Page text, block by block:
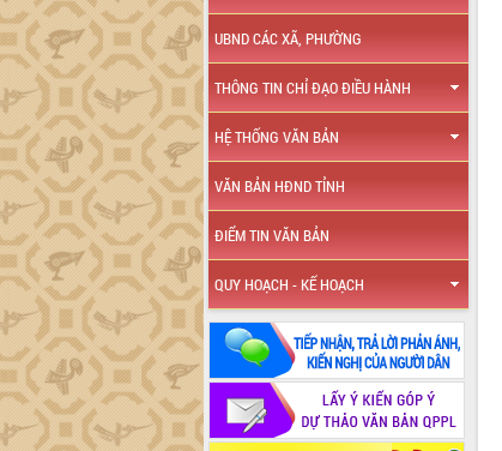
UBND CÁC XÃ, PHƯỜNG
THÔNG TIN CHỈ ĐẠO ĐIỀU HÀNH
HỆ THỐNG VĂN BẢN
VĂN BẢN HĐND TỈNH
ĐIỂM TIN VĂN BẢN
QUY HOẠCH - KẾ HOẠCH